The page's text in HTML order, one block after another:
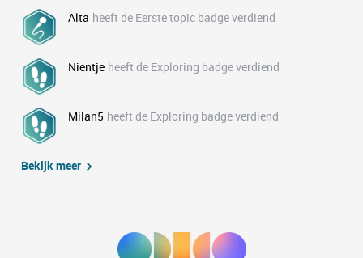
Alta heeft de Eerste topic badge verdiend
Nientje heeft de Exploring badge verdiend
Milan5 heeft de Exploring badge verdiend
Bekijk meer